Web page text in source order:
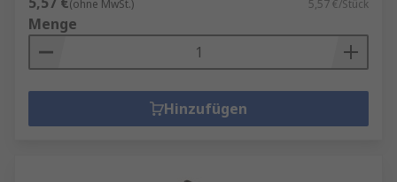
(ohne MwSt.) 5,57 €/Stück
Menge
Hinzufügen